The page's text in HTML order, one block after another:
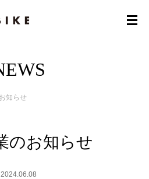
知らせ
のお知らせ
2024.06.08